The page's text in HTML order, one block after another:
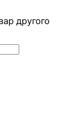
другого